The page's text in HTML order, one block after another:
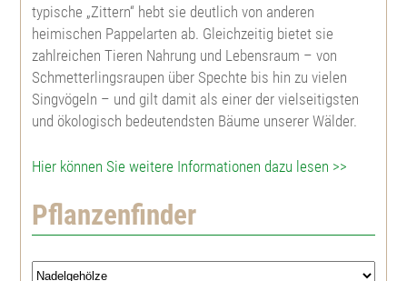
Japanische Lärche
Hybrid Lärche
Serbische Fichte
Schwarznuß
Walnuß
Wildkirsche, Vogelkirsche
Frühe Traubenkirsche
Mammutbaum
Küstenmammutbaum
Gingko biloba
Tulpenbaum
Kornelkirsche
Roter Hartriegel
Haselnuß
Ölweide
Nordmannstanne
Fichte
Blaufichte
Schwarzkiefer
typische „Zittern“ hebt sie deutlich von anderen
heimischen Pappelarten ab. Gleichzeitig bietet sie
zahlreichen Tieren Nahrung und Lebensraum – von
Schmetterlingsraupen über Spechte bis hin zu vielen
Singvögeln – und gilt damit als einer der vielseitigsten
und ökologisch bedeutendsten Bäume unserer Wälder.
Hier können Sie weitere Informationen dazu lesen >>
Pflanzenfinder